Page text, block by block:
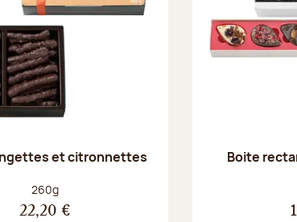
et citronnettes
Poids net :
260g
22,20 €
Boite